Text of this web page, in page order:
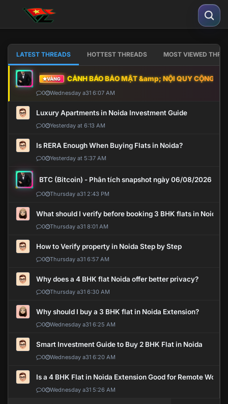
LATEST THREADS HOTTEST THREADS MOST VIEWED
VÀNG CẢNH BÁO BẢO MẬT &amp; NỘI QUY CỘNG
0 Wednesday a31 6:07 AM
Luxury Apartments in Noida Investment Guide
0 Yesterday at 6:13 AM
Is RERA Enough When Buying Flats in Noida?
0 Yesterday at 5:37 AM
BTC (Bitcoin) - Phân tích snapshot ngày 06/08/2026
0 Thursday a31 2:43 PM
What should I verify before booking 3 BHK flats in Noida?
0 Thursday a31 8:01 AM
How to Verify property in Noida Step by Step
0 Thursday a31 6:57 AM
Why does a 4 BHK flat Noida offer better privacy?
0 Thursday a31 6:30 AM
Why should I buy a 3 BHK flat in Noida Extension?
0 Wednesday a31 6:25 AM
Smart Investment Guide to Buy 2 BHK Flat in Noida
0 Wednesday a31 6:20 AM
Is a 4 BHK Flat in Noida Extension Good for Remote Work?
0 Wednesday a31 5:26 AM